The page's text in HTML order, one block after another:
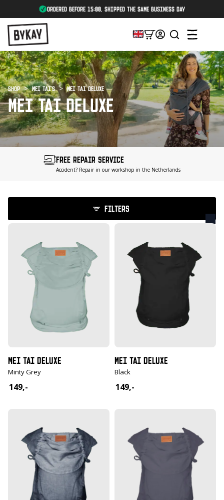
ordered before 15:00, shipped the same business day
Shop Mei Tai's Mei Tai Deluxe
MEI TAI DELUXE
FREE REPAIR SERVICE
Accident? Repair in our workshop in the Netherlands
FILTERS
MEI TAI DELUXE
Minty Grey
149,-
MEI TAI DELUXE
Black
149,-